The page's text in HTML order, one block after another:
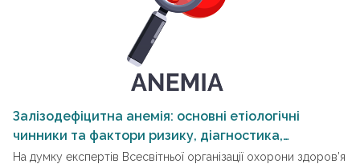
Залізодефіцитна анемія: основні етіологічні
чинники та фактори ризику, діагностика,
лікування і застосування сульфату заліза в
На думку експертів Всесвітньої організації охорони здоров’я